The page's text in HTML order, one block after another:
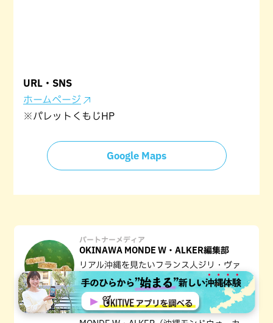
URL・SNS
ホームページ
※パレットくもじHP
Google Maps
パートナーメディア
OKINAWA MONDE W・ALKER編集部
リアル沖縄を見たいフランス人ジリ・ヴァ
ンソンとチュラカーギーの澪花。ふたりが
沖縄県内各地を訪れ地元人と触れ合い、沖
縄の魅力を発見していくOTV「OKINAWA